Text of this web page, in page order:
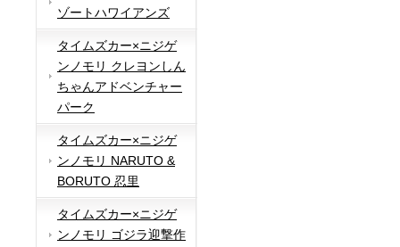
ゾートハワイアンズ
タイムズカー×ニジゲ
ンノモリ クレヨンしん
ちゃんアドベンチャー
パーク
タイムズカー×ニジゲ
ンノモリ NARUTO &
BORUTO 忍里
タイムズカー×ニジゲ
ンノモリ ゴジラ迎撃作